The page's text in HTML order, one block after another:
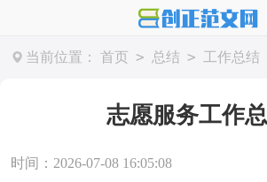
当前位置： 首页 > 总结 > 工作总结
志愿服务工作
时间：2026-07-08 16:05:08